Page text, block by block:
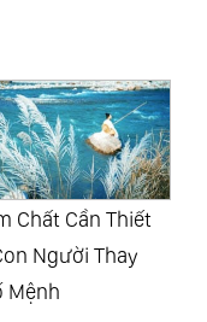
Quan Vui Vẻ, Khó
Rồi Cũng Sẽ